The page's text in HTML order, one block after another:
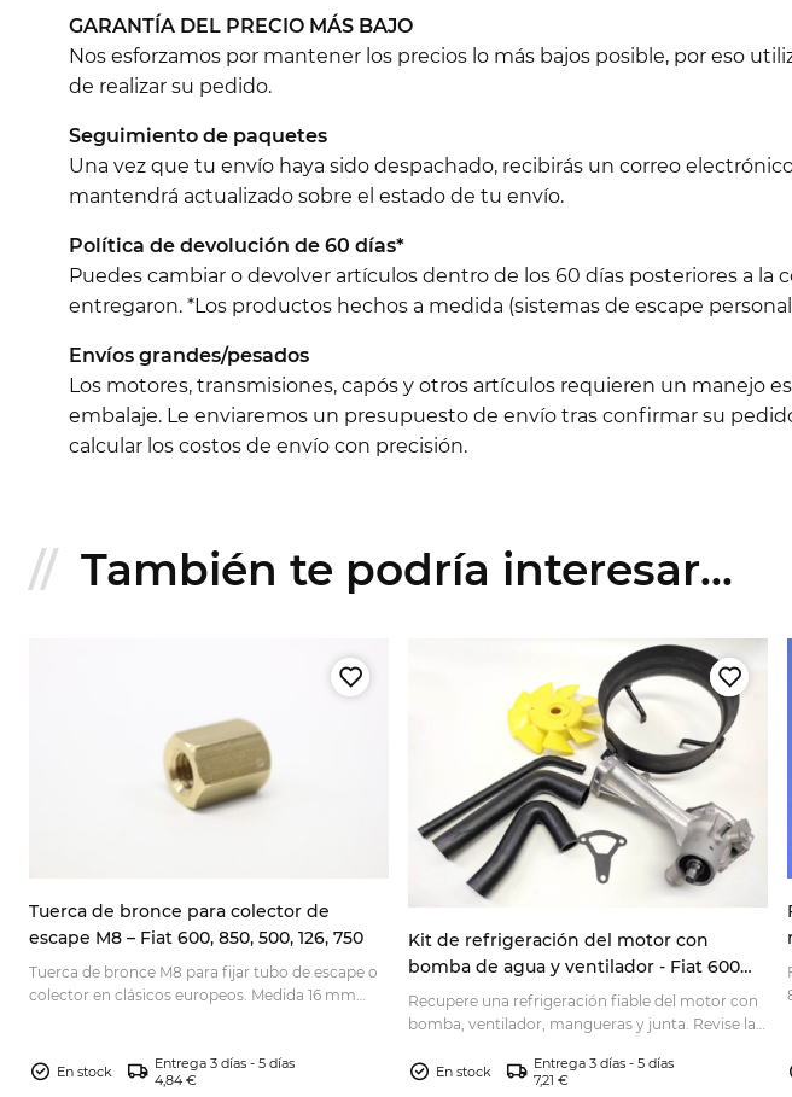
GARANTÍA DEL PRECIO MÁS BAJO
Nos esforzamos por mantener los precios lo más bajos posible, por eso
de realizar su pedido.
Seguimiento de paquetes
Una vez que tu envío haya sido despachado, recibirás un correo
mantendrá actualizado sobre el estado de tu envío.
Política de devolución de 60 días*
Puedes cambiar o devolver artículos dentro de los 60 días posteriores a
entregaron. *Los productos hechos a medida (sistemas de escape
Envíos grandes/pesados
Los motores, transmisiones, capós y otros artículos requieren un manejo
embalaje. Le enviaremos un presupuesto de envío tras confirmar su
calcular los costos de envío con precisión.
También te podría interesar...
Tuerca de bronce para colector de
escape M8 – Fiat 600, 850, 500, 126, 750
Tuerca de bronce M8 para fijar tubo de escape o
colector en clásicos europeos. Medida 16 mm
En stock
Entrega 3 días - 5 días
4,84 €
Kit de refrigeración del motor con
bomba de agua y ventilador - Fiat 600
D/E, Seat 600/770, Zastava 750
Recupere una refrigeración fiable del motor con
bomba, ventilador, mangueras y junta. Revise la
ahora.En stock
Entrega 3 días - 5 días
7,21 €